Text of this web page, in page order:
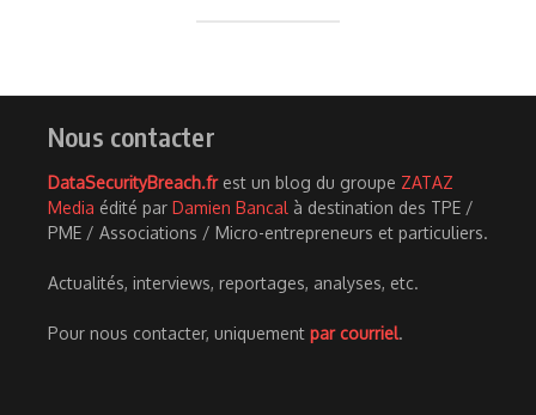
Nous contacter
DataSecurityBreach.frest un blog du groupe ZATAZ
Media édité par Damien Bancal à destination des TPE /
PME / Associations / Micro-entrepreneurs et particuliers.
Actualités, interviews, reportages, analyses, etc.
Pour nous contacter, uniquement par courriel.